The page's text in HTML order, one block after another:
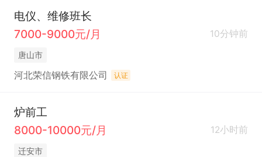
电仪、维修班长
7000-9000元/月
10分钟前
唐山市
河北荣信钢铁有限公司 认证
炉前工
8000-10000元/月
12小时前
迁安市